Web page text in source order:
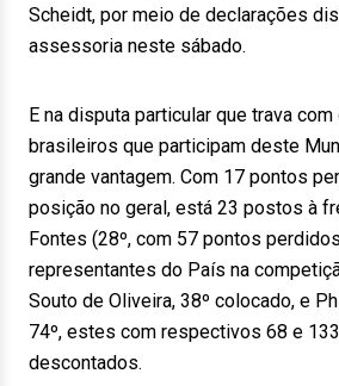
Scheidt, por meio de declarações
assessoria neste sábado.
E na disputa particular que trava
brasileiros que participam deste
grande vantagem. Com 17 pontos
posição no geral, está 23 postos à
Fontes (28º, com 57 pontos
representantes do País na
Souto de Oliveira, 38º colocado, e
74º, estes com respectivos 68 e
descontados.